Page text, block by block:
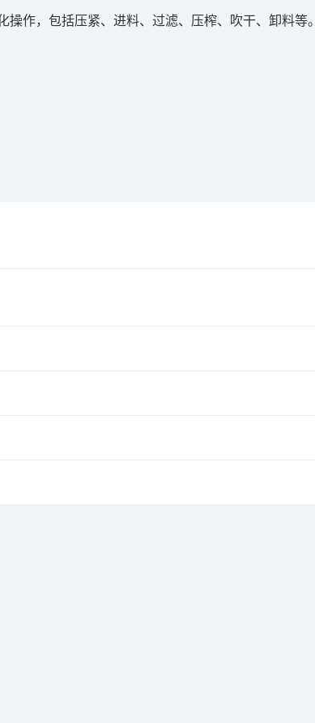
作，包括压紧、进料、过滤、压榨、吹干、卸料等。